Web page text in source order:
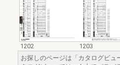
1202
1203
お探しのページは「カタログビュ